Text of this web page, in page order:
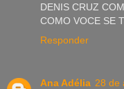
DENIS CRUZ
COMO VOCE SE
Responder
Ana Adélia 28 de